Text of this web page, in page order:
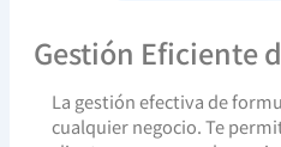
Gestión Eficiente
La gestión efectiva de
cualquier negocio. Te